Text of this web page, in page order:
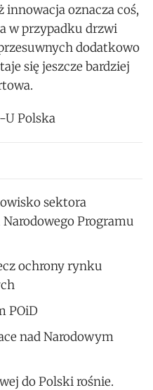
innowacja oznacza coś,
w przypadku drzwi
dodatkowo
się jeszcze bardziej
U Polska
sektora
Programu
ochrony rynku
POiD
nad Narodowym
do Polski rośnie.